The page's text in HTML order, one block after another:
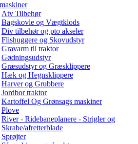
Atv Tilbehør
Bagskovle og Vægtklods
Div tilbehør og pto akseler
Flishuggere og Skovudstyr
Gravarm til traktor
Gødningsudstyr
Græsudstyr og Græsklippere
Hæk og Hegnsklippere
Harver og Grubbere
Jordbor traktor
Kartoffel Og Grønsags maskiner
Plove
River - Ridebaneplanere - Strigler og
Skrabe/afretterblade
Sprøjter